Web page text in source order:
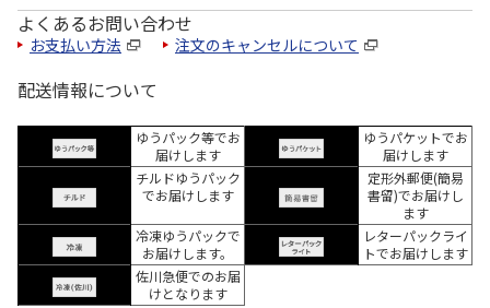
よくあるお問い合わせ
お支払い方法 注文のキャンセルについて
配送情報について
ゆうパック等でお
届けします
ゆうパケットでお
届けします
チルドゆうパック
でお届けします
定形外郵便(簡易
書留)でお届けし
ます
冷凍ゆうパックで
お届けします。
レターパックライ
トでお届けします
佐川急便でのお届
けとなります